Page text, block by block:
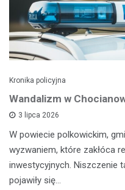
Kronika policyjna
Wandalizm w
3 lipca 2026
W powiecie polkowickim,
wyzwaniem, które zakłóca
inwestycyjnych. Niszczenie
pojawiły się…